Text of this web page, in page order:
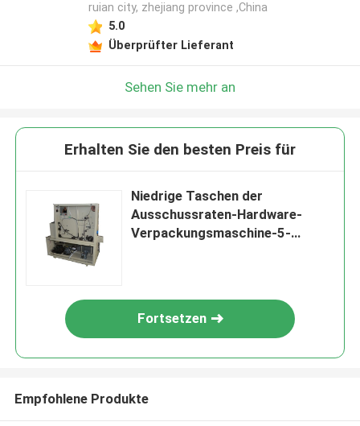
ruian city, zhejiang province ,China
5.0
Überprüfter Lieferant
Sehen Sie mehr an
Erhalten Sie den besten Preis für
Niedrige Taschen der
Ausschussraten-Hardware-
Verpackungsmaschine-5-
Fortsetzen
Empfohlene Produkte